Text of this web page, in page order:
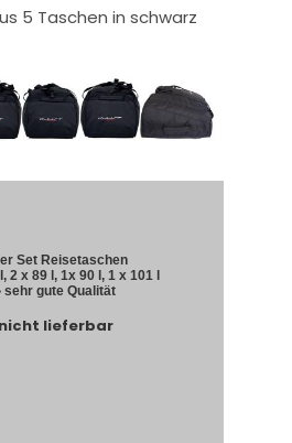
5 Taschen in schwarz
Set Reisetaschen
2 x 89 l, 1x 90 l, 1 x 101 l
sehr gute Qualität
nicht lieferbar